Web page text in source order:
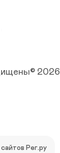
2026
Рег.ру